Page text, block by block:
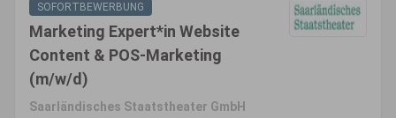
SOFORTBEWERBUNG
Marketing Expert*in Website
Content & POS-Marketing
(m/w/d)
Saarländisches Staatstheater GmbH